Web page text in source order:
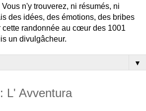
n'y trouverez, ni résumés, ni
des idées, des émotions, des bribes
cette randonnée au cœur des 1001
un divulgâcheur.
▼
L' Avventura